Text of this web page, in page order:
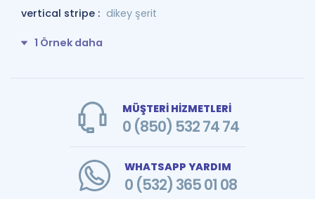
vertical stripe : dikey şerit
1 Örnek daha
MÜŞTERİ HİZMETLERİ
0 (850) 532 74 74
WHATSAPP YARDIM
0 (532) 365 01 08